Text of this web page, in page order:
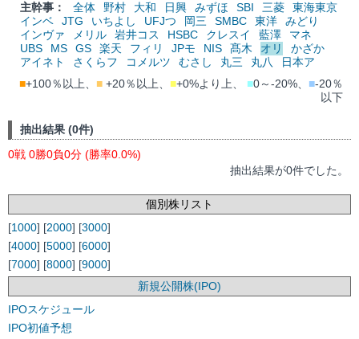
主幹事：
全体 野村 大和 日興 みずほ SBI 三菱
東海東京
インベ
JTG いちよし UFJつ 岡三 SMBC 東洋
みどり
インヴァ
メリル 岩井コス HSBC クレスイ 藍澤
マネ
UBS
MS GS 楽天 フィリ JPモ NIS 髙木 オリ
かざか
アイネト
さくらフ コメルツ むさし 丸三 丸八
日本ア
■+100％以上、 ■ +20％以上、 ■+0%より上、 ■0～-20%、 ■-20％
以下
抽出結果 (0件)
0戦 0勝0負0分 (勝率0.0%)
抽出結果が0件でした。
個別株リスト
[1000] [2000] [3000]
[4000] [5000] [6000]
[7000] [8000] [9000]
新規公開株(IPO)
IPOスケジュール
IPO初値予想